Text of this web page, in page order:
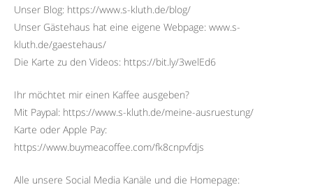
Unser Blog: https://www.s-kluth.de/blog/
Unser Gästehaus hat eine eigene Webpage: www.s-
kluth.de/gaestehaus/
Die Karte zu den Videos: https://bit.ly/3welEd6
Ihr möchtet mir einen Kaffee ausgeben?
Mit Paypal: https://www.s-kluth.de/meine-ausruestung/
Karte oder Apple Pay:
https://www.buymeacoffee.com/fk8cnpvfdjs
Alle unsere Social Media Kanäle und die Homepage: